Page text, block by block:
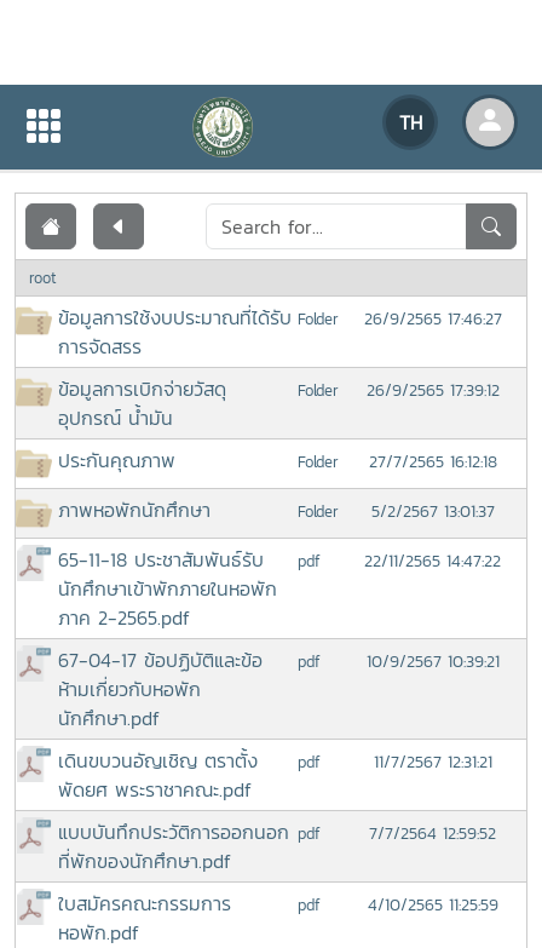
TH
เอกสารเผยแพร่
root
ข้อมูลการใช้งบประมาณที่ได้รับ
การจัดสรร
Folder 26/9/2565 17:46:27
ข้อมูลการเบิกจ่ายวัสดุ
อุปกรณ์ น้ำมัน
Folder 26/9/2565 17:39:12
ประกันคุณภาพ Folder 27/7/2565 16:12:18
ภาพหอพักนักศึกษา Folder 5/2/2567 13:01:37
65-11-18 ประชาสัมพันธ์รับ
นักศึกษาเข้าพักภายในหอพัก
ภาค 2-2565.pdf
pdf 22/11/2565 14:47:22
67-04-17 ข้อปฏิบัติและข้อ
ห้ามเกี่ยวกับหอพัก
นักศึกษา.pdf
pdf 10/9/2567 10:39:21
เดินขบวนอัญเชิญ ตราตั้ง
พัดยศ พระราชาคณะ.pdf
pdf 11/7/2567 12:31:21
แบบบันทึกประวัติการออกนอก
ที่พักของนักศึกษา.pdf
pdf 7/7/2564 12:59:52
ใบสมัครคณะกรรมการ
หอพัก.pdf
pdf 4/10/2565 11:25:59